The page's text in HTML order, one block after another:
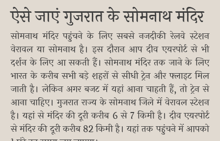
ऐसे जाएं गुजरात के सोमनाथ मंदिर
सोमनाथ मंदिर पहुंचने के लिए सबसे नजदीकी रेलवे स्टेशन
वेरावल या सोमनाथ है। इस दौरान आप दीव एयरपोर्ट से भी
दर्शन के लिए आ सकती हैं। सोमनाथ मंदिर तक जाने के लिए
भारत के करीब सभी बड़े शहरों से सीधी ट्रेन और फ्लाइट मिल
जाती है। लेकिन अगर बजट में यहां आना चाहती हैं, तो ट्रेन से
आना चाहिए। गुजरात राज्य के सोमनाथ जिले में वेरावल स्टेशन
है। यहां से मंदिर की दूरी करीब 6 से 7 किमी है। दीव एयरपोर्ट
से मंदिर की दूरी करीब 82 किमी है। यहां तक पहुंचने में आपको